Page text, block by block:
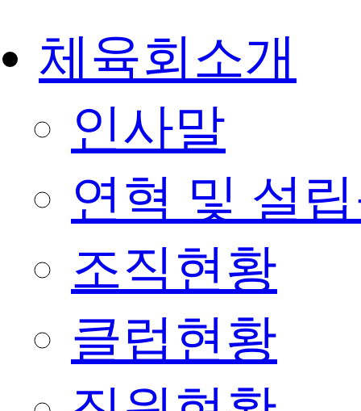
체육회소개
인사말
연혁 및 설
조직현황
클럽현황